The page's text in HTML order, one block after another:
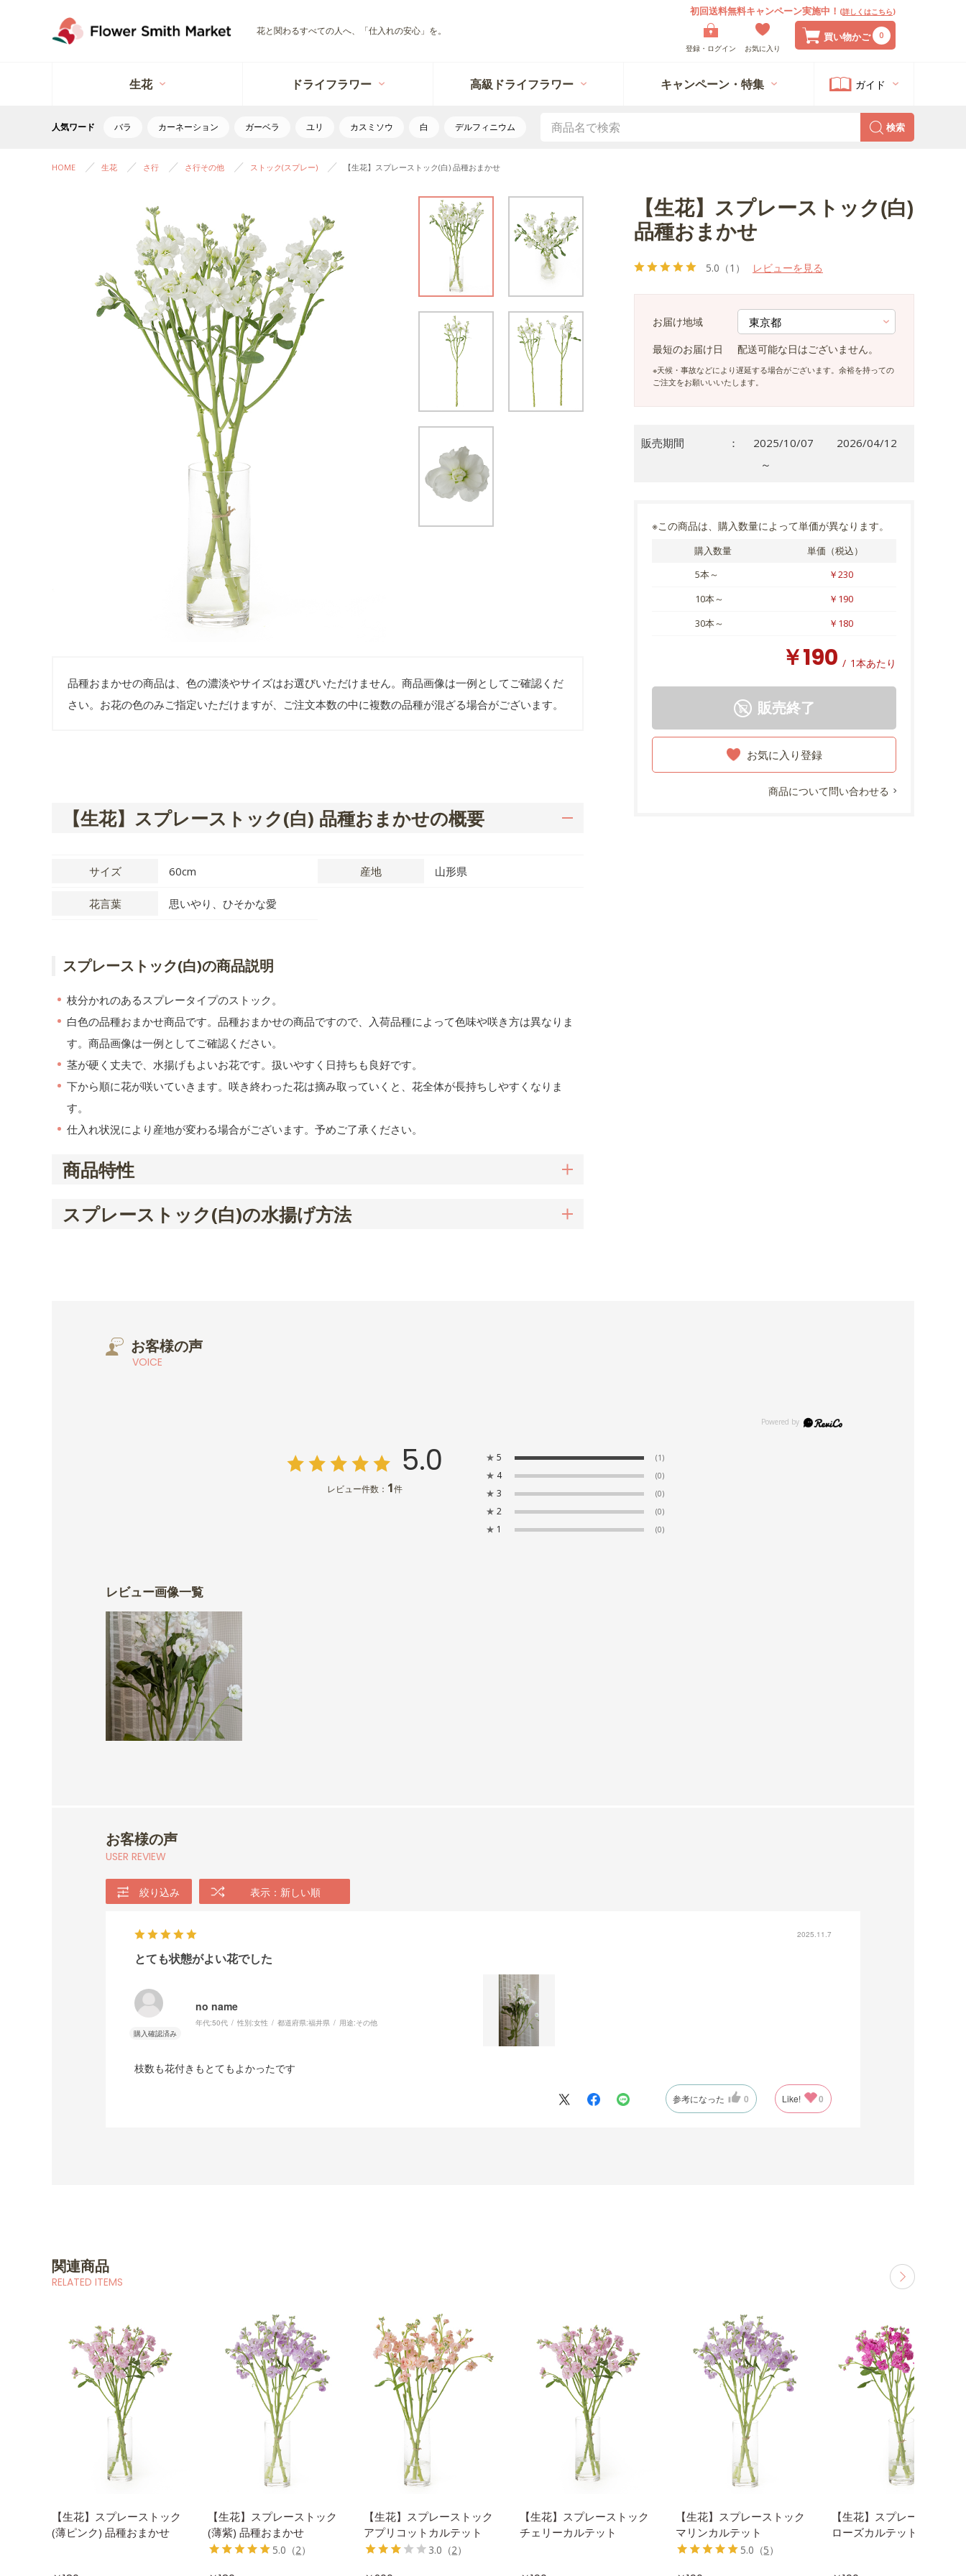
花と関わるすべての人へ、「仕入れの安心」を。
登録・ログイン お気に入り
初回送料無料キャンペーン実施中！ (詳しくはこちら)
買い物かご 0
生花 ドライフラワー 高級ドライフラワー キャンペーン・特集 ガイド
人気ワード バラ カーネーション ガーベラ ユリ カスミソウ 白 デルフィニウム 検索
HOME 生花 さ行 さ行その他 ストック(スプレー) 【生花】スプレーストック(白) 品種おまかせ
品種おまかせの商品は、色の濃淡やサイズはお選びいただけません。商品画像は一例としてご確認くだ
さい。お花の色のみご指定いただけますが、ご注文本数の中に複数の品種が混ざる場合がございます。
【生花】スプレーストック(白) 品種おまかせの概要
サイズ 60cm 産地 山形県
花言葉 思いやり、ひそかな愛
スプレーストック(白)の商品説明
枝分かれのあるスプレータイプのストック。
白色の品種おまかせ商品です。品種おまかせの商品ですので、入荷品種によって色味や咲き方は異なりま
す。商品画像は一例としてご確認ください。
茎が硬く丈夫で、水揚げもよいお花です。扱いやすく日持ちも良好です。
下から順に花が咲いていきます。咲き終わった花は摘み取っていくと、花全体が長持ちしやすくなりま
す。
仕入れ状況により産地が変わる場合がございます。予めご了承ください。
商品特性
スプレーストック(白)の水揚げ方法
5.0 （1） レビューを見る
【生花】スプレーストック(白)
品種おまかせ
お届け地域
最短のお届け日
配送可能な日はございません。
※天候・事故などにより遅延する場合がございます。余裕を持っての
ご注文をお願いいいたします。
※この商品は、購入数量によって単価が異なります。
購入数量
単価（税込）
5本～
￥230
10本～
￥190
30本～
￥180
￥190 / 1本あたり
販売終了
お気に入り登録
商品について問い合わせる
販売期間 ： 2025/10/07
～
2026/04/12
お客様の声
VOICE
5.0
レビュー件数： 1件
★ 5 (1)
★ 4 (0)
★ 3 (0)
★ 2 (0)
★ 1 (0)
レビュー画像一覧
お客様の声
USER REVIEW
絞り込み 表示：新しい順
2025.11.7
とても状態がよい花でした
no name
年代:50代 性別:女性 都道府県:福井県 用途:その他
枝数も花付きもとてもよかったです
参考になった 0 Like! 0
関連商品
RELATED ITEMS
【生花】スプレーストック
(薄ピンク) 品種おまかせ
【生花】スプレーストック
(薄紫) 品種おまかせ
5.0 （2）
【生花】スプレーストック
アプリコットカルテット
3.0 （2）
【生花】スプレーストック
チェリーカルテット
【生花】スプレーストック
マリンカルテット
5.0 （5）
【生花】スプレーストック
ローズカルテット